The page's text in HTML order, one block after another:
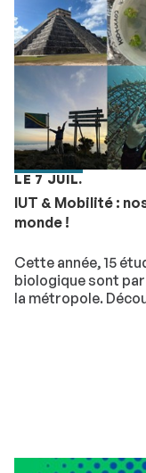
LE 7 JUIL.
IUT & Mobilité :
monde !
Cette année, 15
biologique sont
la métropole.